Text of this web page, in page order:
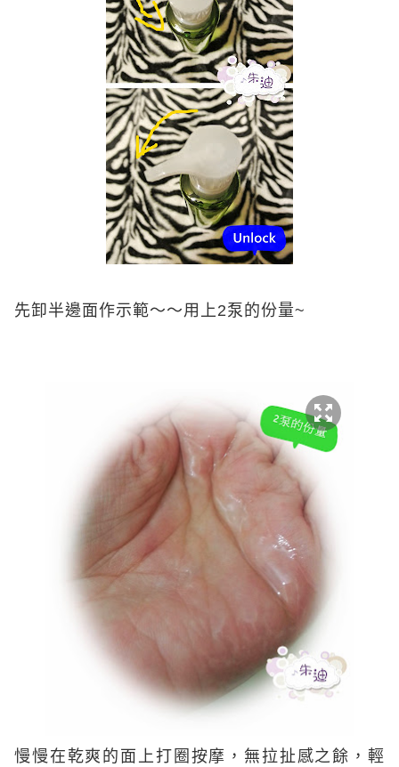
先卸半邊面作示範～～用上 2泵的份量~
慢慢在乾爽的面上打圈按摩，無拉扯感之餘，輕